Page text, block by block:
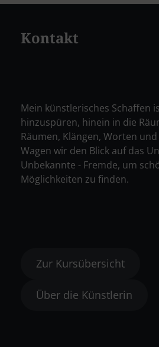
Kontakt
Mein künstlerisches Schaffen
hinzuspüren, hinein in die
Räumen, Klängen, Worten
Wagen wir den Blick auf das
Unbekannte - Fremde, um
Möglichkeiten zu finden.
Zur Kursübersicht
Über die Künstlerin